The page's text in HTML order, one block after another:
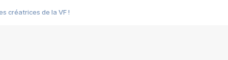
créatrices de la VF !